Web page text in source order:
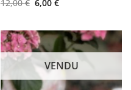
12,00€
prix
12,00 €.
6,00 €
prix
6,00 €.
VENDU